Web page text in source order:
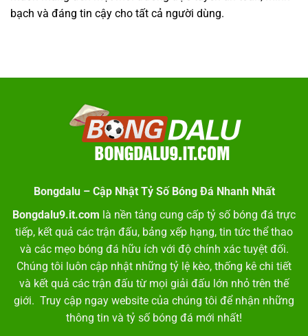
bạch và đáng tin cậy cho tất cả người dùng.
Bongdalu – Cập Nhật Tỷ Số Bóng Đá Nhanh Nhất
Bongdalu9.it.com là nền tảng cung cấp tỷ số bóng đá trực
tiếp, kết quả các trận đấu, bảng xếp hạng, tin tức thể thao
và các mẹo bóng đá hữu ích với độ chính xác tuyệt đối.
Chúng tôi luôn cập nhật những tỷ lệ kèo, thống kê chi tiết
và kết quả các trận đấu từ mọi giải đấu lớn nhỏ trên thế
giới. Truy cập ngay website của chúng tôi để nhận những
thông tin và tỷ số bóng đá mới nhất!